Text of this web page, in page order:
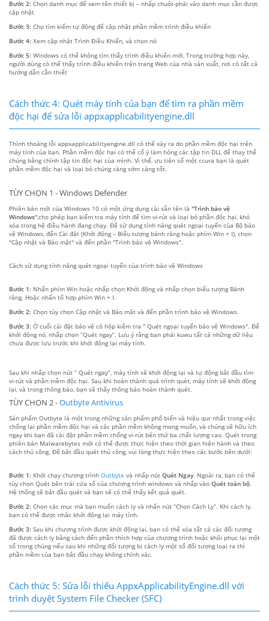
Bước 2: Chọn danh mục để xem tên thiết bị – nhấp chuột-phải vào danh mục cần được
cập nhật
Bước 3: Chọ tìm kiếm tự động để cập nhật phần mềm trình điều khiển
Bước 4: Xem cập nhật Trình Điều Khiển, và chọn nó
Bước 5: Windows có thể không tìm thấy trình điều khiển mới, Trong trường hợp này,
người dùng có thể thấy trình điều khiển trên trang Web của nhà sản xuất, nơi có tất cả
hướng dẫn cần thiết
Cách thức 4: Quét máy tính của bạn để tìm ra phần mềm
độc hại để sửa lỗi appxapplicabilityengine.dll
Thỉnh thoảng lỗi appxapplicabilityengine.dll có thể xảy ra do phần mềm độc hại trên
máy tính của bạn. Phần mềm độc hại có thể cố ý làm hỏng các tập tin DLL để thay thế
chúng bằng chính tập tin độc hại của mình. Vì thế, ưu tiên số một ccura bạn là quét
phần mềm độc hại và loại bỏ chúng càng sớm càng tốt.
TÙY CHỌN 1 - Windows Defender
Phiên bản mới của Windows 10 có một ứng dụng cài sẵn tên là "Trình bảo vệ
Windows",cho phép bạn kiểm tra máy tính để tìm vi-rút và loại bỏ phần độc hại, khó
xóa trong hệ điều hành đang chạy. Để sử dụng tính năng quét ngoại tuyến của Bộ bảo
vệ Windows, đến Cài đặt (Khởi động – Biểu tượng bánh răng hoặc phím Win + I), chọn
"Cập nhật và Bảo mật" và đến phần "Trình bảo vệ Windows".
Cách sử dụng tính năng quét ngoại tuyến của trình bảo vệ Windows
Bước 1: Nhấn phím Win hoặc nhấp chọn Khởi động và nhấp chọn biểu tượng Bánh
răng. Hoặc nhấn tổ hợp phím Win + I.
Bước 2: Chọn tùy chọn Cập nhật và Bảo mật và đến phần trình bảo vệ Windows.
Bước 3: Ở cuối cài đặt bảo vệ có hộp kiểm tra " Quét ngoại tuyến bảo vệ Windows". Để
khởi động nó, nhấp chọn “Quét ngay”. Lưu ý rằng bạn phải kuwu tất cả những dữ liệu
chưa được lưu trước khi khởi động lại máy tính.
Sau khi nhấp chọn nút “ Quét ngay”, máy tính sẽ khởi động lại và tự động bắt đầu tìm
vi-rút và phần mềm độc hại. Sau khi hoàn thành quá trình quét, máy tính sẽ khởi động
lại, và trong thông báo, bạn sẽ thấy thông báo hoàn thành quét.
TÙY CHỌN 2 -Outbyte Antivirus
Sản phẩm Outbyte là một trong những sản phẩm phổ biến và hiệu qur nhất trong việc
chống lại phần mềm độc hại và các phần mềm không mong muốn, và chúng sẽ hữu ích
ngay khi bạn đã cài đặt phần mềm chống vi-rút bên thứ ba chất lượng cao. Quét trong
phiên bản Malwarebytes mới có thể được thực hiện theo thời gian hiện hành và theo
cách thủ công. Để bắt đầu quét thủ công, vui lòng thực hiện theo các bước bên dưới:
Bước 1: Khởi chạy chương trình Outbyte và nhấp nút Quét Ngay. Ngoài ra, bạn có thể
tùy chọn Quét bên trái cửa sổ của chương trình windows và nhấp vào Quét toàn bộ.
Hệ thống sẽ bắt đầu quét và bạn sẽ có thể thấy kết quả quét.
Bước 2: Chọn các mục mà bạn muốn cách ly và nhấn nút “Chọn Cách Ly”. Khi cách ly,
bạn có thể được nhắc khởi động lại máy tính.
Bước 3: Sau khi chương trình được khởi động lại, bạn có thể xóa tất cả các đối tượng
đã được cách ly bằng cách đến phần thích hợp của chương trình hoặc khôi phục lại một
số trong chúng nếu sau khi những đối tượng bị cách ly một số đối tượng loại ra thì
phần mềm của bạn bắt đầu chạy không chính xác.
Cách thức 5: Sửa lỗi thiếu AppxApplicabilityEngine.dll với
trình duyệt System File Checker (SFC)